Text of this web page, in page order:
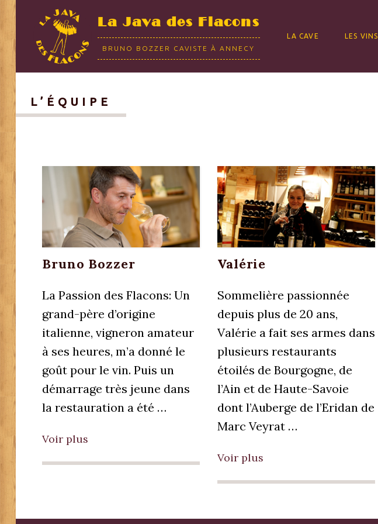
La Java des Flacons
BRUNO BOZZER CAVISTE À ANNECY
LA CAVE LES VINS
L’ÉQUIPE
Bruno Bozzer
La Passion des Flacons: Un
grand-père d’origine
italienne, vigneron amateur
à ses heures, m’a donné le
goût pour le vin. Puis un
démarrage très jeune dans
la restauration a été …
Voir plus
Valérie
Sommelière passionnée
depuis plus de 20 ans,
Valérie a fait ses armes dans
plusieurs restaurants
étoilés de Bourgogne, de
l’Ain et de Haute-Savoie
dont l’Auberge de l’Eridan de
Marc Veyrat …
Voir plus